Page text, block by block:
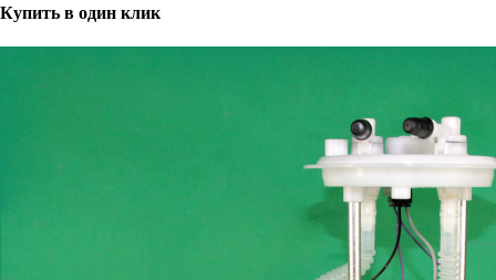
Купить в один клик